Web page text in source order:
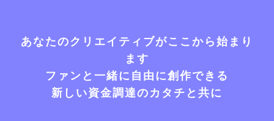
あなたのクリエイティブがここから始まり
ます
ファンと一緒に自由に創作できる
新しい資金調達のカタチと共に